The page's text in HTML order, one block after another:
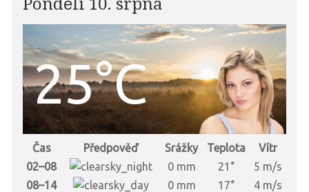
Pondělí 10. srpna
25°C
Čas Předpověď Srážky Teplota
Vítr
02–08
0 mm 21°
5 m/s
08–14
0 mm 17°
4 m/s